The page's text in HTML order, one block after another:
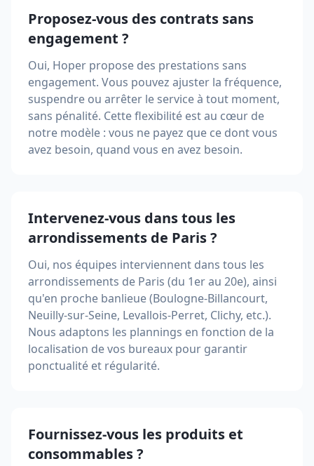
Proposez-vous des contrats sans
engagement ?
Oui, Hoper propose des prestations sans
engagement. Vous pouvez ajuster la fréquence,
suspendre ou arrêter le service à tout moment,
sans pénalité. Cette flexibilité est au cœur de
notre modèle : vous ne payez que ce dont vous
avez besoin, quand vous en avez besoin.
Intervenez-vous dans tous les
arrondissements de Paris ?
Oui, nos équipes interviennent dans tous les
arrondissements de Paris (du 1er au 20e), ainsi
qu'en proche banlieue (Boulogne-Billancourt,
Neuilly-sur-Seine, Levallois-Perret, Clichy, etc.).
Nous adaptons les plannings en fonction de la
localisation de vos bureaux pour garantir
ponctualité et régularité.
Fournissez-vous les produits et
consommables ?